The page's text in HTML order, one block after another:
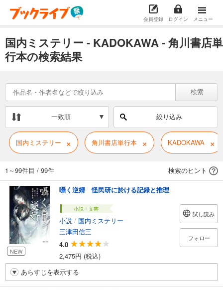
会員登録 ログイン メニュー
国内ミステリー - KADOKAWA - 角川書店単
行本の検索結果
検索
一致順 絞り込み
国内ミステリー × 角川書店単行本 × KADOKAWA ×
1～99件目 / 99件 検索のヒント
NEW
囁く逆婿 怪民研に於ける記録と推理
小説・文芸
小説 / 国内ミステリー
三津田信三
4.0
2,475円 (税込)
試し読み
フォロー
あらすじを表示する